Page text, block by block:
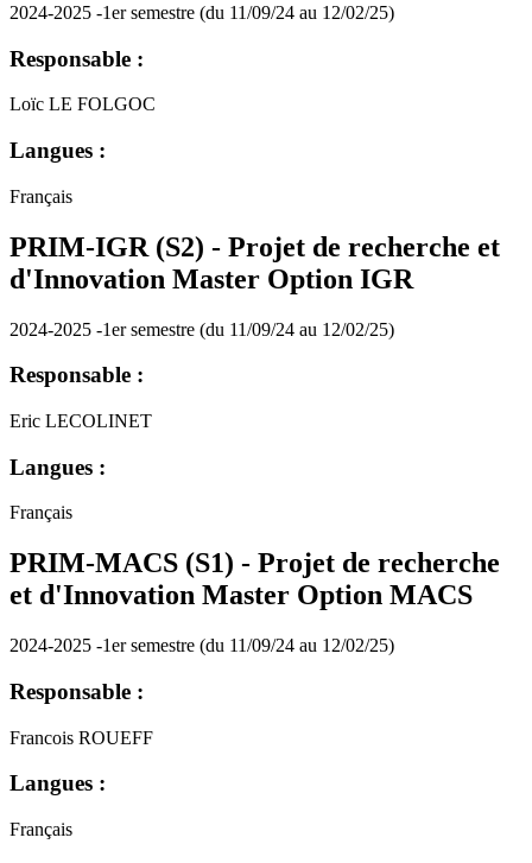
2024-2025 -1er semestre (du 11/09/24 au 12/02/25)
Responsable :
Loïc LE FOLGOC
Langues :
Français
PRIM-IGR (S2) - Projet de recherche et
d'Innovation Master Option IGR
2024-2025 -1er semestre (du 11/09/24 au 12/02/25)
Responsable :
Eric LECOLINET
Langues :
Français
PRIM-MACS (S1) - Projet de recherche
et d'Innovation Master Option MACS
2024-2025 -1er semestre (du 11/09/24 au 12/02/25)
Responsable :
Francois ROUEFF
Langues :
Français